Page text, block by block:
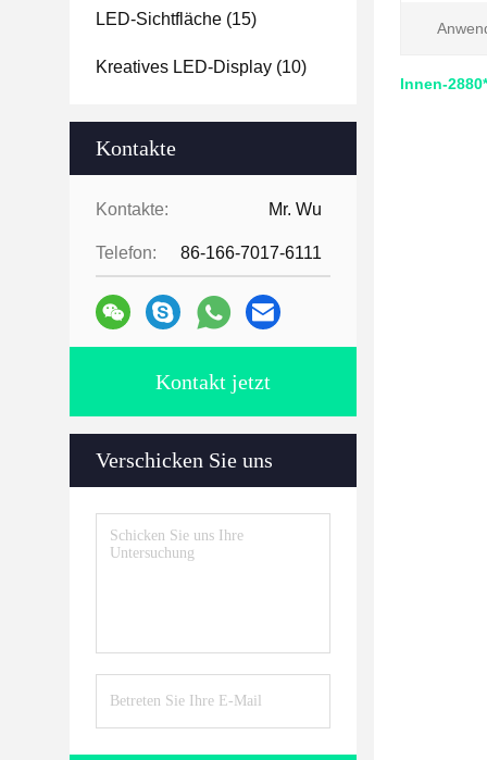
LED-Sichtfläche (15)
Kreatives LED-Display (10)
Kontakte
Kontakte: Mr. Wu
Telefon: 86-166-7017-6111
Kontakt jetzt
Verschicken Sie uns
Innen-